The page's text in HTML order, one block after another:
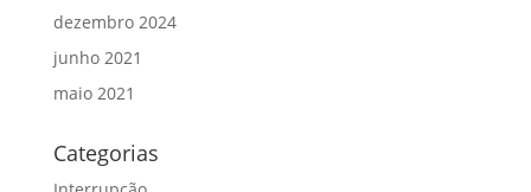
dezembro 2024
junho 2021
maio 2021
Categorias